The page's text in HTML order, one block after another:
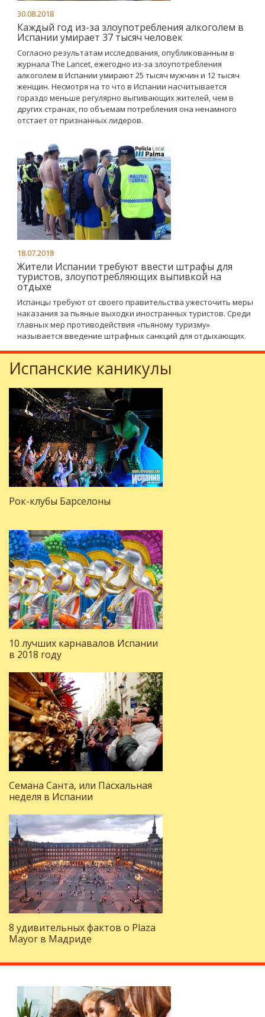
30.08.2018
Каждый год из-за злоупотребления алкоголем в
Испании умирает 37 тысяч человек
Согласно результатам исследования, опубликованным в
журнала The Lancet, ежегодно из-за злоупотребления
алкоголем в Испании умирают 25 тысяч мужчин и 12 тысяч
женщин. Несмотря на то что в Испании насчитывается
гораздо меньше регулярно выпивающих жителей, чем в
других странах, по объемам потребления она ненамного
отстает от признанных лидеров.
18.07.2018
Жители Испании требуют ввести штрафы для
туристов, злоупотребляющих выпивкой на
отдыхе
Испанцы требуют от своего правительства ужесточить меры
наказания за пьяные выходки иностранных туристов. Среди
главных мер противодействия «пьяному туризму»
называется введение штрафных санкций для отдыхающих.
Испанские каникулы
Рок-клубы Барселоны
10 лучших карнавалов Испании
в 2018 году
Семана Санта, или Пасхальная
неделя в Испании
8 удивительных фактов о Plaza
Mayor в Мадриде